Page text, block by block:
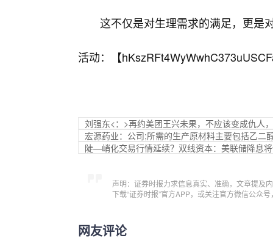
这不仅是对生理需求的满足，更是
活动：【
刘强东<：>再约美团王兴未果，不应该变成仇人
宏源药业：公司;所需的生产原材料主要包括乙二
陡—峭化交易行情延续？双线资本：美联储降息
声明：证券时报力求信息真实、准确，文章提及
下载“证券时报”官方APP，或关注官方微信公众
网友评论